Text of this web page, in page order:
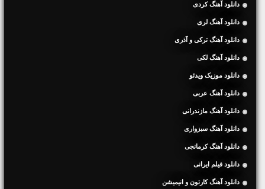
دانلود آهنگ کردی
دانلود آهنگ لری
دانلود آهنگ ترکی و آذری
دانلود آهنگ لکی
دانلود موزیک ویدئو
دانلود آهنگ عربی
دانلود آهنگ مازندرانی
دانلود آهنگ سبزواری
دانلود آهنگ کرمانجی
دانلود فیلم ایرانی
دانلود آهنگ کارتون و انیمیشن